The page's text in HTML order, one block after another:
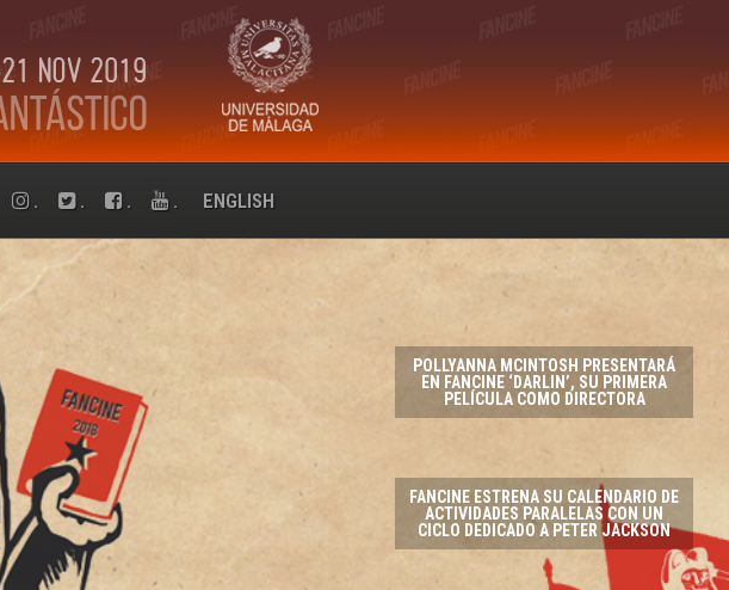
. . . . ENGLISH
FANCINE
DIRECTORA
POLLYANNA MCINTOSH PRESENTARÁ
EN FANCINE ‘DARLIN’, SU PRIMERA
PELÍCULA COMO DIRECTORA
FANCINE ESTRENA SU CALENDARIO DE
ACTIVIDADES PARALELAS CON UN
CICLO DEDICADO A PETER JACKSON